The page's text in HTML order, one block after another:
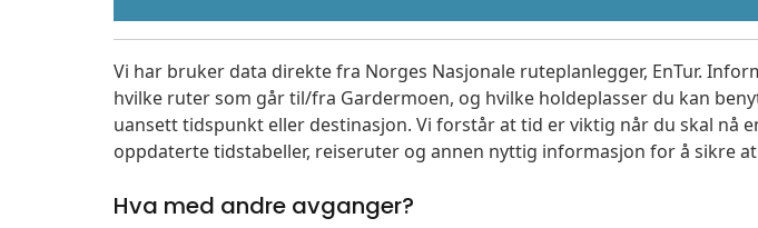
Vi har bruker data direkte fra Norges Nasjonale ruteplanlegger, EnTur.
hvilke ruter som går til/fra Gardermoen, og hvilke holdeplasser du kan
uansett tidspunkt eller destinasjon. Vi forstår at tid er viktig når du skal nå
oppdaterte tidstabeller, reiseruter og annen nyttig informasjon for å sikre
Hva med andre avganger?